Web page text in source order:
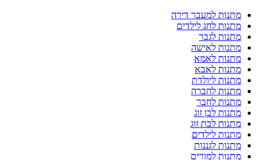
מתנות למעבר דירה
מתנות לחג לילדים
מתנות לגבר
מתנות לאישה
מתנות לאמא
מתנות לאבא
מתנות ליולדת
מתנות לחברה
מתנות לחבר
מתנות לבן זוג
מתנות לבת זוג
מתנות לילדים
מתנות לגננות
מתנות למורים